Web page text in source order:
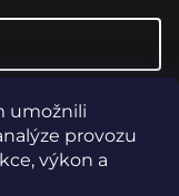
umožnili
provozu
výkon a